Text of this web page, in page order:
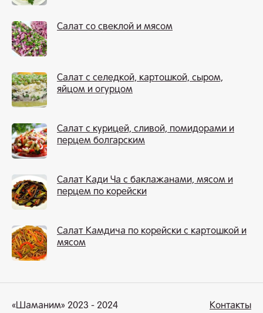
Салат со свеклой и мясом
Салат с селедкой, картошкой, сыром,
яйцом и огурцом
Салат с курицей, сливой, помидорами и
перцем болгарским
Салат Кади Ча с баклажанами, мясом и
перцем по корейски
Салат Камдича по корейски с картошкой и
мясом
«Шаманим» 2023 - 2024 Контакты